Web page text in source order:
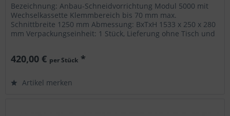
Bezeichnung: Anbau-Schneidvorrichtung Modul 5000 mit
Wechselkassette Klemmbereich bis 70 mm max.
Schnittbreite 1250 mm Abmessung: BxTxH 1533 x 250 x 280
mm Verpackungseinheit: 1 Stück, Lieferung ohne Tisch und
420,00 € per Stück *
Artikel merken